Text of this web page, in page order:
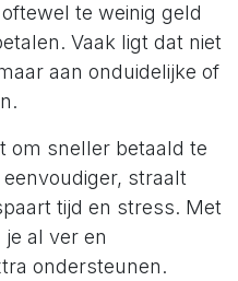
te weinig geld
Vaak ligt dat niet
aan onduidelijke of
om sneller betaald te
straalt
tijd en stress. Met
al ver en
ondersteunen.